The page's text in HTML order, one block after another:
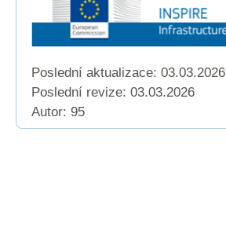
Poslední aktualizace: 03.03.2026
Poslední revize: 03.03.2026
Autor: 95